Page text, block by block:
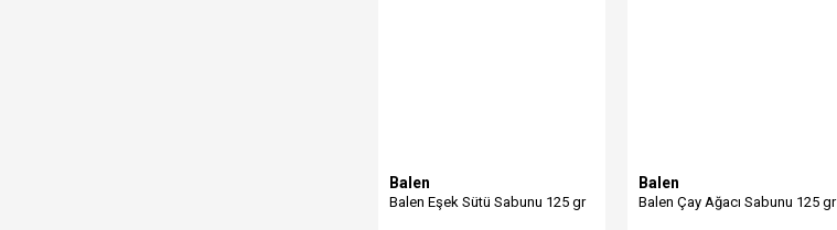
Balen
Balen Eşek Sütü Sabunu 125 gr
Balen
Balen Çay Ağacı Sabunu 125 gr